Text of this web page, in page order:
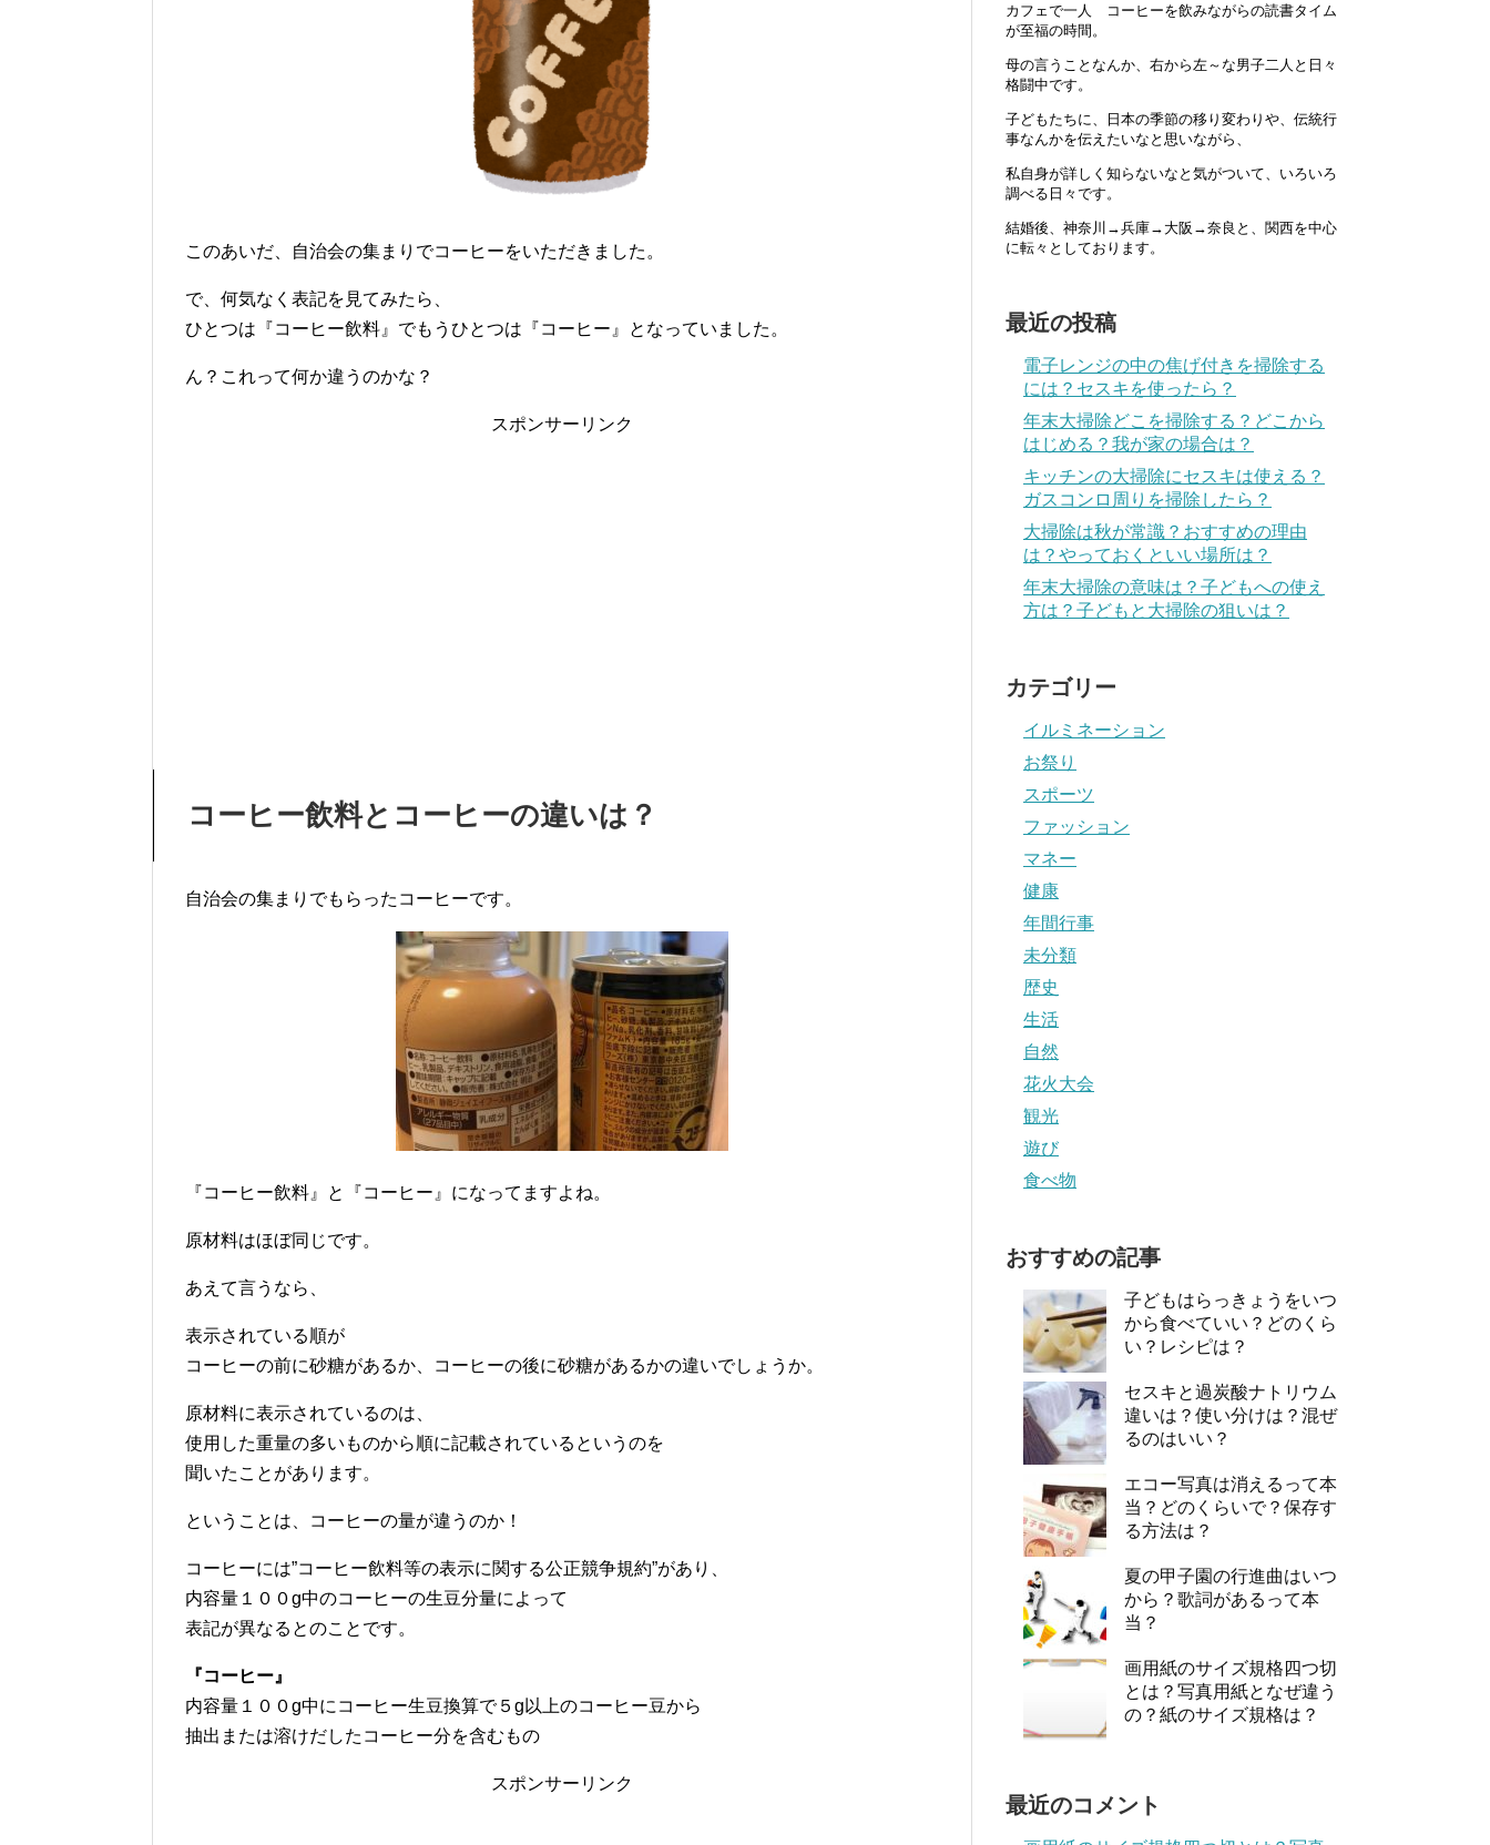
このあいだ、自治会の集まりでコーヒーをいただきました。
で、何気なく表記を見てみたら、
ひとつは『コーヒー飲料』でもうひとつは『コーヒー』となっていました。
ん？これって何か違うのかな？
スポンサーリンク
コーヒー飲料とコーヒーの違いは？
自治会の集まりでもらったコーヒーです。
『コーヒー飲料』と『コーヒー』になってますよね。
原材料はほぼ同じです。
あえて言うなら、
表示されている順が
コーヒーの前に砂糖があるか、コーヒーの後に砂糖があるかの違いでしょうか。
原材料に表示されているのは、
使用した重量の多いものから順に記載されているというのを
聞いたことがあります。
ということは、コーヒーの量が違うのか！
コーヒーには”コーヒー飲料等の表示に関する公正競争規約”があり、
内容量１００g中のコーヒーの生豆分量によって
表記が異なるとのことです。
『コーヒー』
内容量１００g中にコーヒー生豆換算で５g以上のコーヒー豆から
抽出または溶けだしたコーヒー分を含むもの
スポンサーリンク
カフェで一人 コーヒーを飲みながらの読書タイム
が至福の時間。
母の言うことなんか、右から左～な男子二人と日々
格闘中です。
子どもたちに、日本の季節の移り変わりや、伝統行
事なんかを伝えたいなと思いながら、
私自身が詳しく知らないなと気がついて、いろいろ
調べる日々です。
結婚後、神奈川→兵庫→大阪→奈良と、関西を中心
に転々としております。
最近の投稿
電子レンジの中の焦げ付きを掃除する
には？セスキを使ったら？
年末大掃除どこを掃除する？どこから
はじめる？我が家の場合は？
キッチンの大掃除にセスキは使える？
ガスコンロ周りを掃除したら？
大掃除は秋が常識？おすすめの理由
は？やっておくといい場所は？
年末大掃除の意味は？子どもへの使え
方は？子どもと大掃除の狙いは？
カテゴリー
イルミネーション
お祭り
スポーツ
ファッション
マネー
健康
年間行事
未分類
歴史
生活
自然
花火大会
観光
遊び
食べ物
おすすめの記事
子どもはらっきょうをいつ
から食べていい？どのくら
い？レシピは？
セスキと過炭酸ナトリウム
違いは？使い分けは？混ぜ
るのはいい？
エコー写真は消えるって本
当？どのくらいで？保存す
る方法は？
夏の甲子園の行進曲はいつ
から？歌詞があるって本
当？
画用紙のサイズ規格四つ切
とは？写真用紙となぜ違う
の？紙のサイズ規格は？
最近のコメント